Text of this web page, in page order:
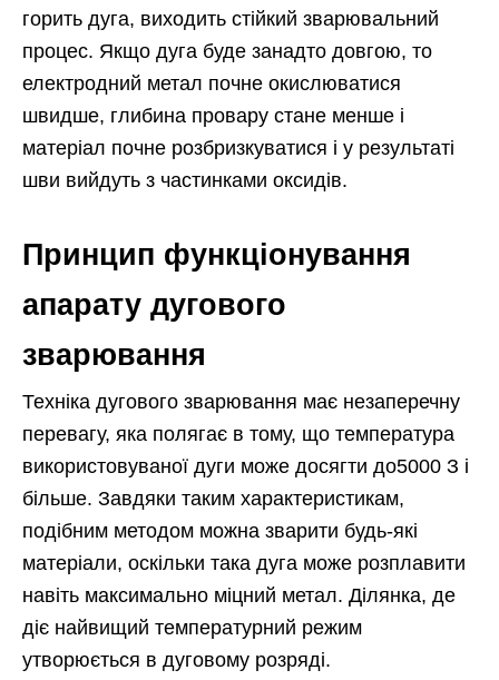
горить дуга, виходить стійкий зварювальний
процес. Якщо дуга буде занадто довгою, то
електродний метал почне окислюватися
швидше, глибина провару стане менше і
матеріал почне розбризкуватися і у результаті
шви вийдуть з частинками оксидів.
Принцип функціонування
апарату дугового
зварювання
Техніка дугового зварювання має незаперечну
перевагу, яка полягає в тому, що температура
використовуваної дуги може досягти до5000 З і
більше. Завдяки таким характеристикам,
подібним методом можна зварити будь-які
матеріали, оскільки така дуга може розплавити
навіть максимально міцний метал. Ділянка, де
діє найвищий температурний режим
утворюється в дуговому розряді.